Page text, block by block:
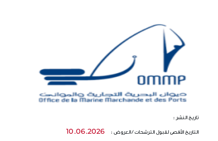
تاريخ النشر :
التاريخ الأقصى لقبول الترشحات / العروض : 10.06.2026